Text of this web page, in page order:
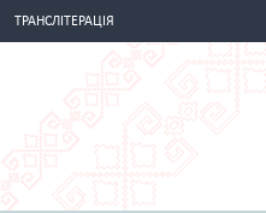
ТРАНСЛІТЕРАЦІЯ